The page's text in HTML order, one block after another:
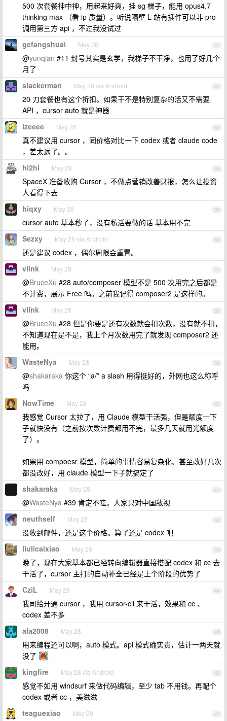
500 次套餐神中神，用起来好爽，挂 sg 梯子，能用 opus4.7
thinking max （看 ip 质量）。听说隔壁 L 站有插件可以非 pro
调用第三方 api ，不过我没试过
31
gefangshuai May 28
@yunqian #11 封号其实是玄学，我梯子不干净，也用了好几个
月了
32
slackerman May 28 via Android
20 刀套餐也有这个折扣。如果干不是特别复杂的活又不需要
API ，cursor auto 就是神器
33
lzeeee May 28
真不建议用 cursor ，同价格对比一下 codex 或者 claude code
，差太远了。。
34
hi2hi May 28
SpaceX 准备收购 Cursor ，不做点营销改善财报，怎么让投资
人看得下去
35
hiqxy May 28
cursor auto 基本秒了，没有私活要做的话 基本用不完
36
Sezxy May 28 via Android
还是建议 codex ，偶尔周限会重置。
37
vlink May 28
@BruceXu #28 auto/composer 模型不是 500 次用完之后都是
不计费，展示 Free 吗。之前我记得 composer2 是这样的。
38
vlink May 28
@BruceXu #28 但是你要是还有次数就会扣次数，没有就不扣，
不知道现在是不是，我上个月次数用完了就发现 composer2 还
能用。
39
WasteNya May 28
@shakaraka 你这个 “a/” a slash 用得挺好的，外网也这么称呼
吗
40
NowTime May 28
我感觉 Cursor 太拉了，用 Claude 模型干活强，但是额度一下
子就快没有（之前按次数计费都用不完，最多几天就用光额度
了）。
如果用 compoesr 模型，简单的事情容易复杂化、甚至改好几次
都没改好，用 claude 模型一下子就搞定了
41
shakaraka May 28
@WasteNya #39 肯定不哇。人家只对中国敌视
42
neuthself May 28
没收到邮件，还是这个价格。算了还是 codex 吧
43
liulicaixiao May 28
晚了，现在大家基本都已经转向编辑器直接搭配 codex 和 cc 去
干活了，cursor 主打的自动补全已经是上个阶段的优势了
44
CziL May 28
我司给开通 cursor ，我用 cursor-cli 来干活，效果和 cc 、
codex 差不多
45
ala2008 May 28
用来编程还可以啊，auto 模式。api 模式确实贵，估计一两天就
没了
46
kingfire May 28 via Android
感觉不如用 windsurf 来做代码编辑，至少 tab 不用钱。再配个
codex 或者 cc ，美滋滋
47
teaguexiao May 28